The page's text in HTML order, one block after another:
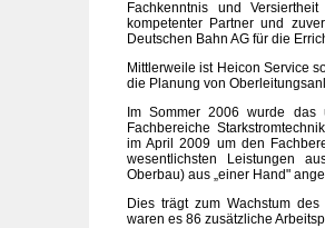
Fachkenntnis und
kompetenter Partner und
Deutschen Bahn AG für die
Mittlerweile ist Heicon Service
die Planung von
Im Sommer 2006 wurde das
Fachbereiche
im April 2009 um den
wesentlichsten Leistungen
Oberbau) aus „einer Hand"
Dies trägt zum Wachstum
waren es 86 zusätzliche